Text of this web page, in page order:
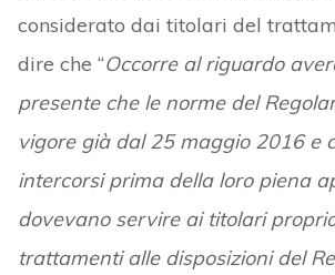
considerato dai titolari del
dire che “Occorre al riguardo
presente che le norme del
vigore già dal 25 maggio 2016 e
intercorsi prima della loro piena
dovevano servire ai titolari
trattamenti alle disposizioni del